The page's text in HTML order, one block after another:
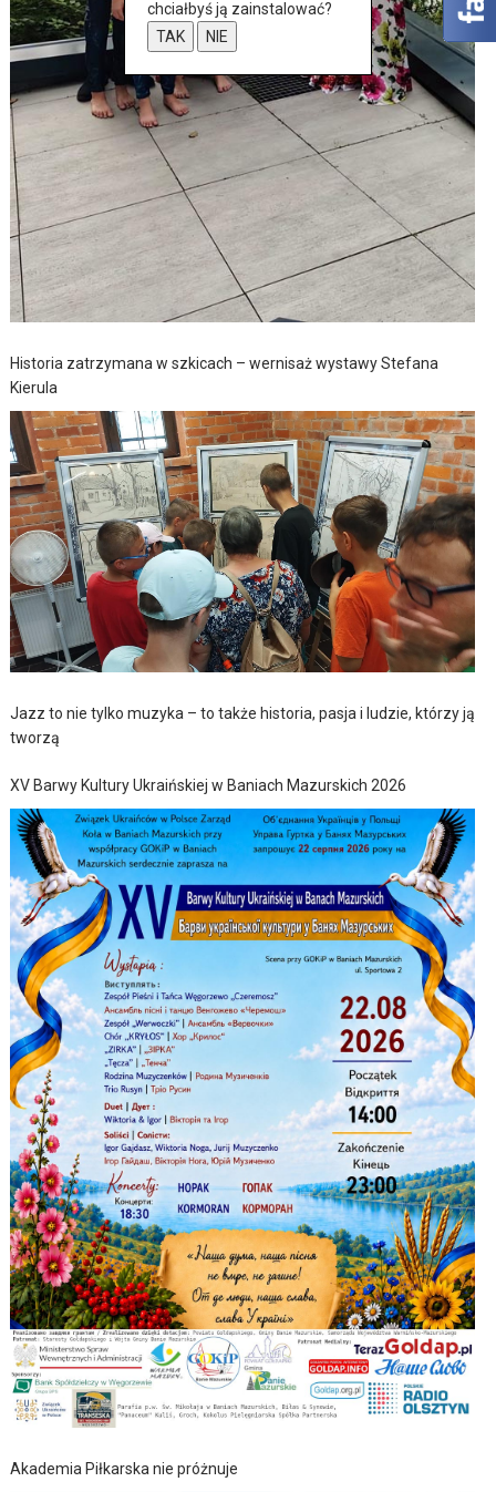
Historia zatrzymana w szkicach – wernisaż wystawy Stefana
Kierula
Jazz to nie tylko muzyka – to także historia, pasja i ludzie, którzy ją
tworzą
XV Barwy Kultury Ukraińskiej w Baniach Mazurskich 2026
Akademia Piłkarska nie próżnuje
chciałbyś ją zainstalować?
TAK
NIE